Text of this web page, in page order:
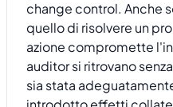
change control. Anche
quello di risolvere un
azione compromette
auditor si ritrovano
sia stata